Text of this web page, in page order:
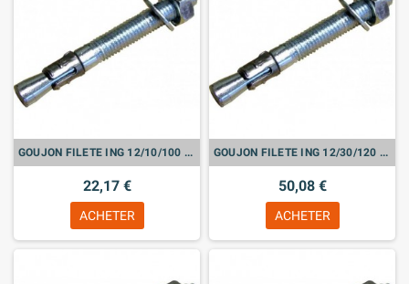
GOUJON FILETE ING 12/10/100 BTE DE 25
22,17 €
ACHETER
GOUJON FILETE ING 12/30/120 BTE DE 25
50,08 €
ACHETER